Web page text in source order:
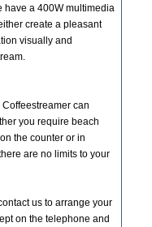
have a 400W multimedia
create a pleasant
visually and
can
you require beach
the counter or in
are no limits to your
us to arrange your
on the telephone and